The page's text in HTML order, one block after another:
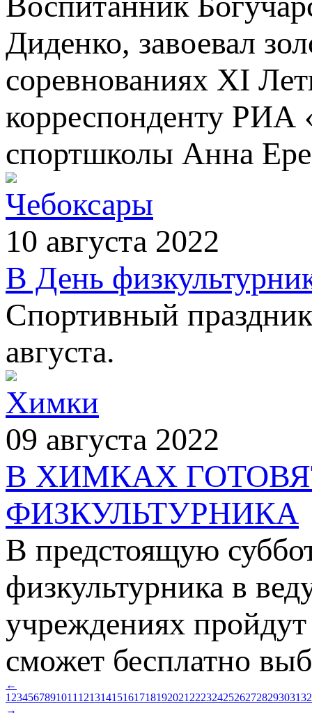
Диденко, завоевал
соревнованиях XI
корреспонденту РИА
спортшколы Анна
Чебоксары
10 августа 2022
В День
Спортивный
августа.
Химки
09 августа 2022
В ХИМКАХ
ФИЗКУЛЬТУРНИКА
В предстоящую
физкультурника в
учреждениях
сможет бесплатно
←
1 234567891011 12131415161718192021 2223242526272829303132
→